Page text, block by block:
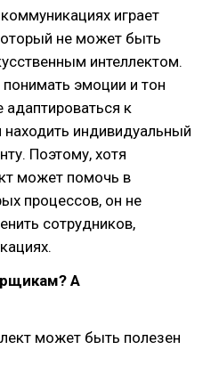
играет
не может быть
интеллектом.
эмоции и тон
адаптироваться к
индивидуальный
Поэтому, хотя
может помочь в
процессов, он не
сотрудников,
А
может быть полезен